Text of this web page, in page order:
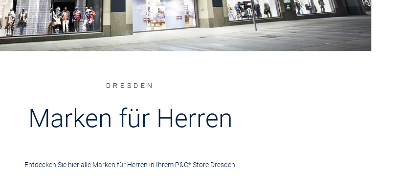
DRESDEN
Marken für Herren
Entdecken Sie hier alle Marken für Herren in Ihrem P&C* Store Dresden.